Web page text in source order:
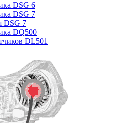
DSG 6
DSG 7
DSG 7
DQ500
DL501